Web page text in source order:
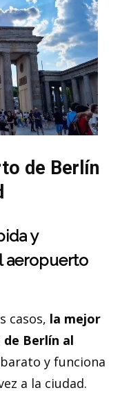
de Berlín
y
aeropuerto
casos, la mejor
Berlín al
y funciona
a la ciudad.